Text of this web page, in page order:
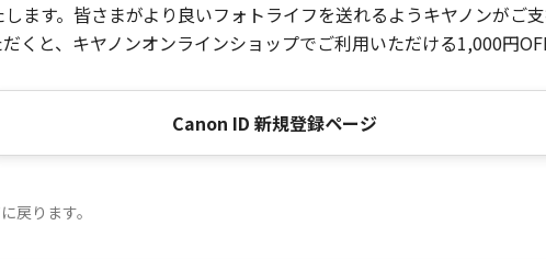
ます。皆さまがより良いフォトライフを送れるようキヤノンがご
くと、キヤノンオンラインショップでご利用いただける1,000円
Canon ID 新規登録ページ
戻ります。